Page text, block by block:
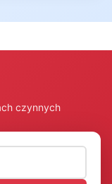
czynnych